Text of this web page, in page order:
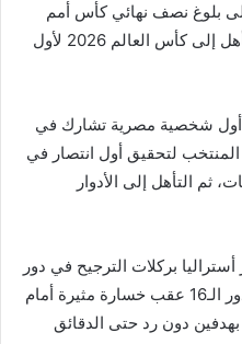
الفريق إلى بلوغ نصف نهائي كأس أمم
أفريقيا 2025، قبل أن ينجح في التأهل إلى كأس العالم 2026 لأول
أول شخصية مصرية تشارك في
المنتخب لتحقيق أول انتصار في
ثم التأهل إلى الأدوار
بركلات الترجيح في دور
الـ32، قبل أن يودعوا البطولة من دور الـ16 عقب خسارة مثيرة أمام
رغم تقدمهم بهدفين دون رد حتى الدقائق